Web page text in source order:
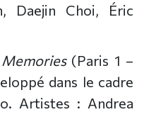
Daejin Choi, Éric
(Paris 1 –
dans le cadre
Artistes : Andrea